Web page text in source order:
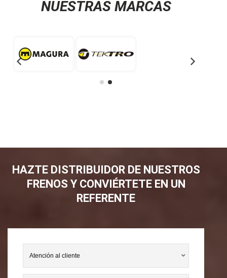
NUESTRAS MARCAS
HAZTE DISTRIBUIDOR DE NUESTROS
FRENOS Y CONVIÉRTETE EN UN
REFERENTE